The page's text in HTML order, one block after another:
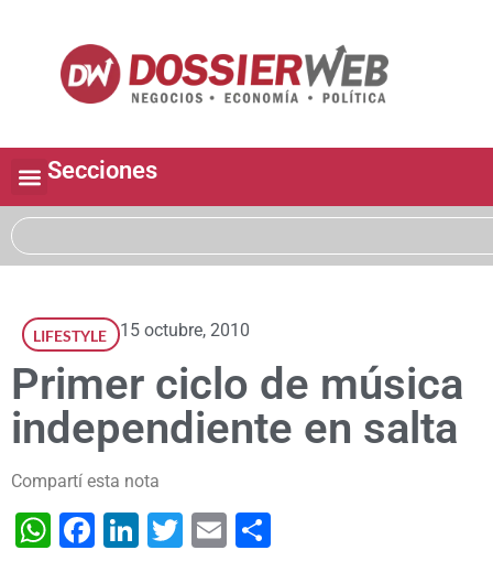
Secciones
LIFESTYLE 15 octubre, 2010
Primer ciclo de música
independiente en salta
Compartí esta nota
WhatsApp
Facebook
LinkedIn
Twitter
Email